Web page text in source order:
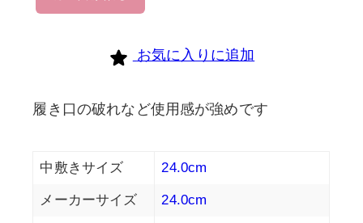
個
お気に入りに追加
履き口の破れなど使用感が強めです
中敷きサイズ 24.0cm
メーカーサイズ 24.0cm